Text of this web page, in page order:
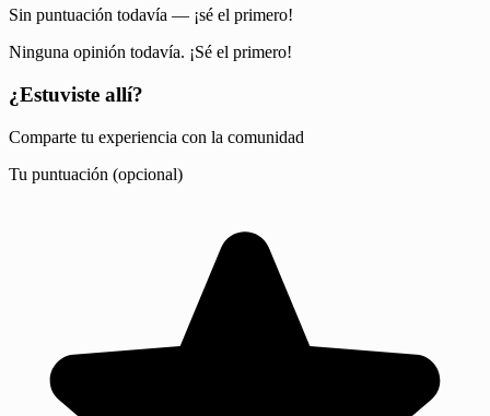
Sin puntuación todavía — ¡sé el primero!
Ninguna opinión todavía. ¡Sé el primero!
¿Estuviste allí?
Comparte tu experiencia con la comunidad
Tu puntuación (opcional)